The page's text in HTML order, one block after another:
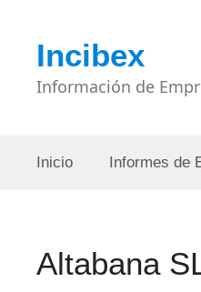
contenidoIncibex
Información de
Inicio Informes de
Altabana